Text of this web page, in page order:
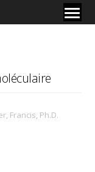
Francis, Ph.D.